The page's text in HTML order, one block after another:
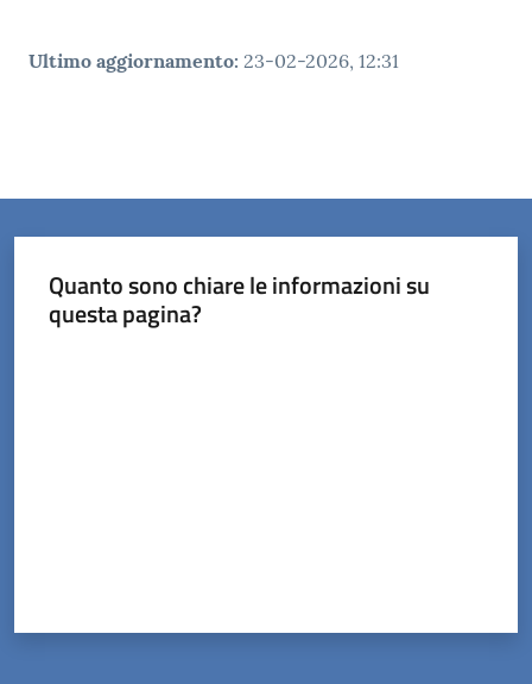
Ultimo aggiornamento: 23-02-2026, 12:31
Quanto sono chiare le informazioni su
questa pagina?